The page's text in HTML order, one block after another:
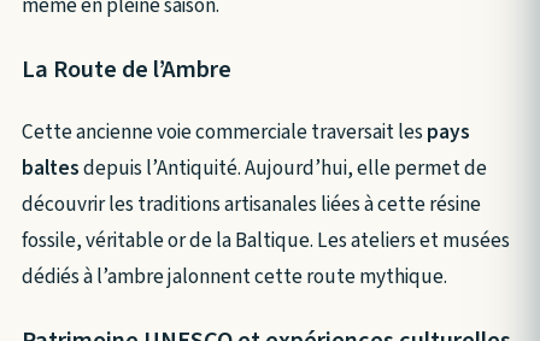
La Route de l’Ambre
Cette ancienne voie commerciale traversait lespays
baltesdepuis l’Antiquité. Aujourd’hui, elle permet de
découvrir les traditions artisanales liées à cette résine
fossile, véritable or de la Baltique. Les ateliers et musées
dédiés à l’ambre jalonnent cette route mythique.